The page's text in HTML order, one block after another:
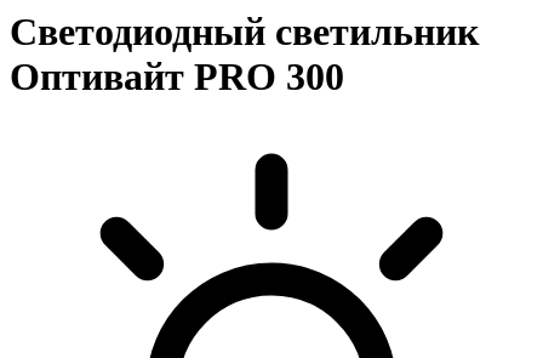
Светодиодный светильник
Оптивайт PRO 300